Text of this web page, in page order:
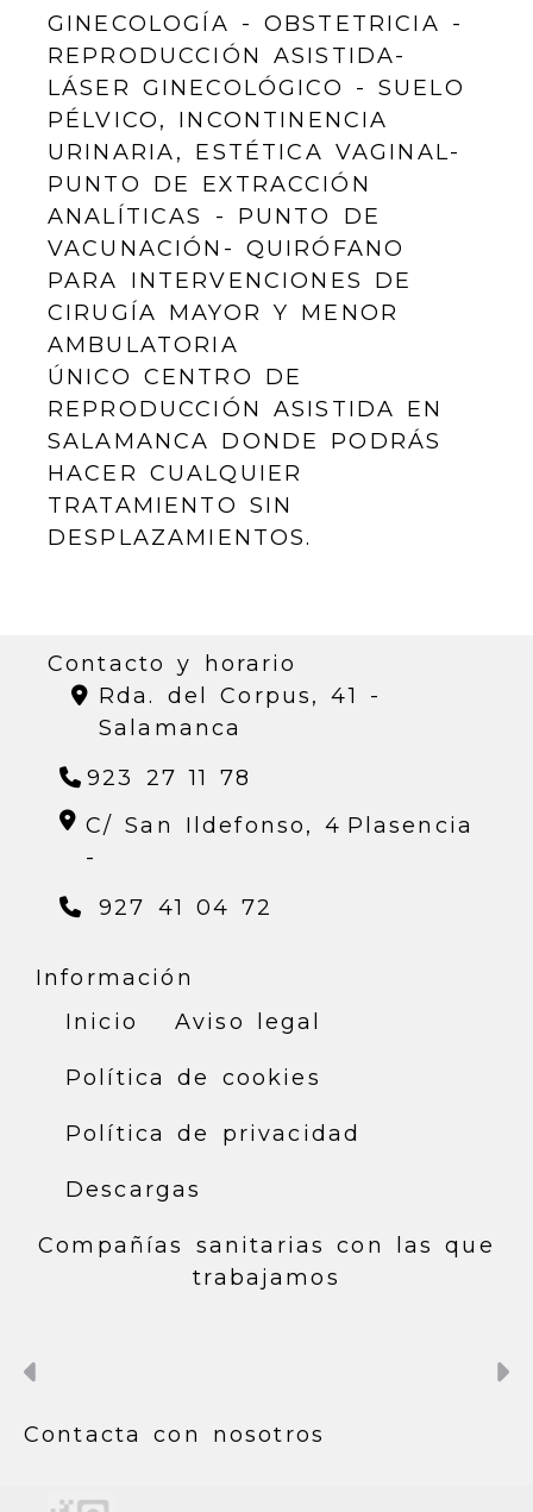
GINECOLOGÍA - OBSTETRICIA -
REPRODUCCIÓN ASISTIDA-
LÁSER GINECOLÓGICO - SUELO
PÉLVICO, INCONTINENCIA
URINARIA, ESTÉTICA VAGINAL-
PUNTO DE EXTRACCIÓN
ANALÍTICAS - PUNTO DE
VACUNACIÓN- QUIRÓFANO
PARA INTERVENCIONES DE
CIRUGÍA MAYOR Y MENOR
AMBULATORIA
ÚNICO CENTRO DE
REPRODUCCIÓN ASISTIDA EN
SALAMANCA DONDE PODRÁS
HACER CUALQUIER
TRATAMIENTO SIN
DESPLAZAMIENTOS.
Contacto y horario
Rda. del Corpus, 41 -
Salamanca
923 27 11 78
C/ San Ildefonso, 4
-
Plasencia
927 41 04 72
Información
Inicio
Aviso legal
Política de cookies
Política de privacidad
Descargas
Compañías sanitarias con las que
trabajamos
Contacta con nosotros